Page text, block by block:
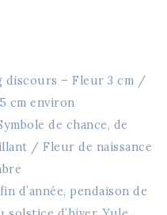
discours – Fleur 3 cm /
cm environ
de chance, de
/ Fleur de naissance
d’année, pendaison de